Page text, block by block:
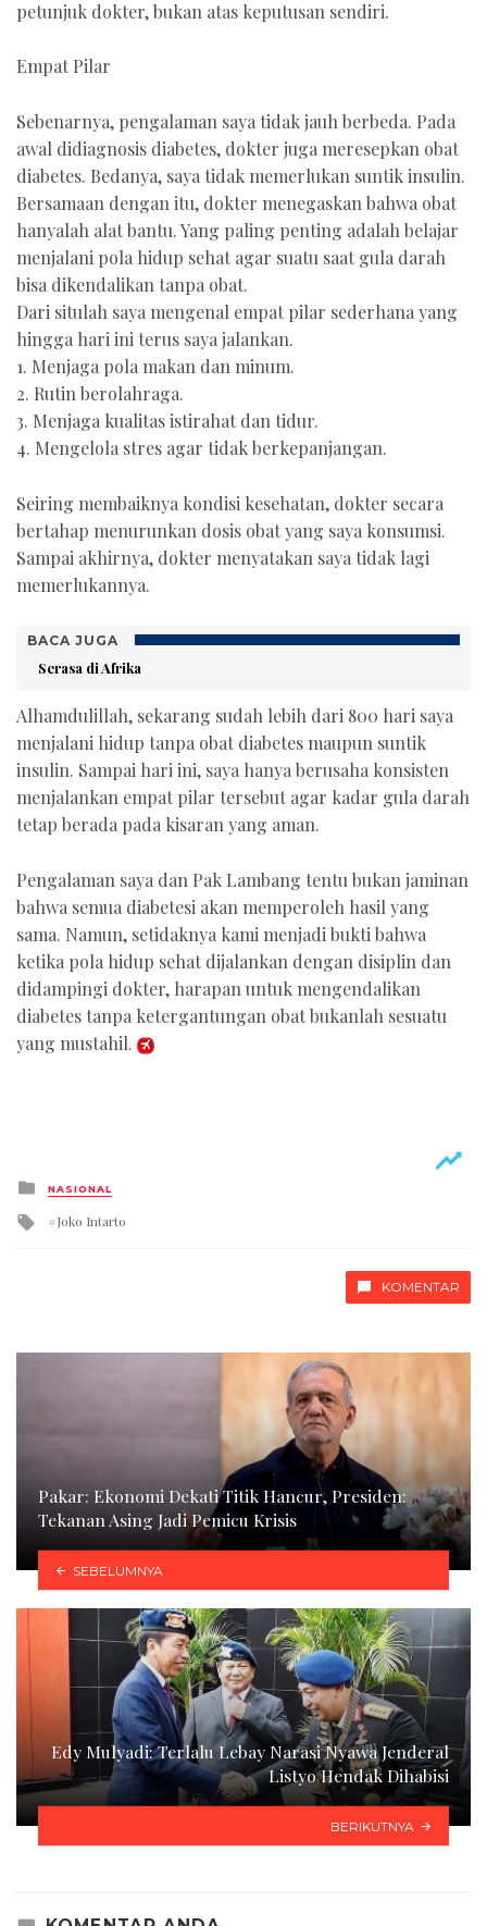
petunjuk dokter, bukan atas keputusan sendiri.
Empat Pilar
Sebenarnya, pengalaman saya tidak jauh berbeda. Pada
awal didiagnosis diabetes, dokter juga meresepkan obat
diabetes. Bedanya, saya tidak memerlukan suntik insulin.
Bersamaan dengan itu, dokter menegaskan bahwa obat
hanyalah alat bantu. Yang paling penting adalah belajar
menjalani pola hidup sehat agar suatu saat gula darah
bisa dikendalikan tanpa obat.
Dari situlah saya mengenal empat pilar sederhana yang
hingga hari ini terus saya jalankan.
1.⁠ ⁠Menjaga pola makan dan minum.
2.⁠ ⁠Rutin berolahraga.
3.⁠ ⁠Menjaga kualitas istirahat dan tidur.
4.⁠ ⁠Mengelola stres agar tidak berkepanjangan.
Seiring membaiknya kondisi kesehatan, dokter secara
bertahap menurunkan dosis obat yang saya konsumsi.
Sampai akhirnya, dokter menyatakan saya tidak lagi
memerlukannya.
BACA JUGA
Serasa di Afrika
Alhamdulillah, sekarang sudah lebih dari 800 hari saya
menjalani hidup tanpa obat diabetes maupun suntik
insulin. Sampai hari ini, saya hanya berusaha konsisten
menjalankan empat pilar tersebut agar kadar gula darah
tetap berada pada kisaran yang aman.
Pengalaman saya dan Pak Lambang tentu bukan jaminan
bahwa semua diabetesi akan memperoleh hasil yang
sama. Namun, setidaknya kami menjadi bukti bahwa
ketika pola hidup sehat dijalankan dengan disiplin dan
didampingi dokter, harapan untuk mengendalikan
diabetes tanpa ketergantungan obat bukanlah sesuatu
yang mustahil.
Posted
in
NASIONAL
Tagged
with
Joko Intarto
KOMENTAR
Pakar: Ekonomi Dekati Titik Hancur, Presiden:
Tekanan Asing Jadi Pemicu Krisis
SEBELUMNYA
Edy Mulyadi: Terlalu Lebay Narasi Nyawa Jenderal
Listyo Hendak Dihabisi
BERIKUTNYA